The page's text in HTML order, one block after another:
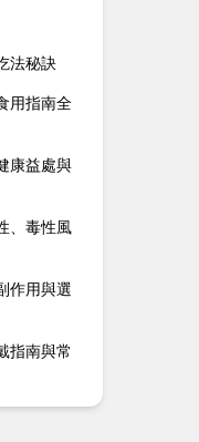
法秘訣
用指南全
康益處與
、毒性風
作用與選
指南與常